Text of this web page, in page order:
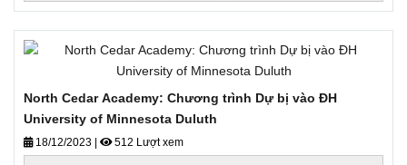
thực Quốc tế, giới thiệu Tiến sĩ
Ernesto Sirolli và thông báo Chương
trình liên kết SMART cho các sinh viên
MBA của trường.
North Cedar Academy: Chương trình Dự bị vào ĐH
University of Minnesota Duluth
18/12/2023 | 512 Lượt xem